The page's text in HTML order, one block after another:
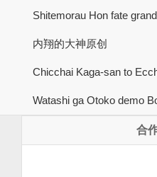
Shitemorau Hon fate
内翔的大神原创
Chicchai Kaga-san to
Watashi ga Otoko demo
合